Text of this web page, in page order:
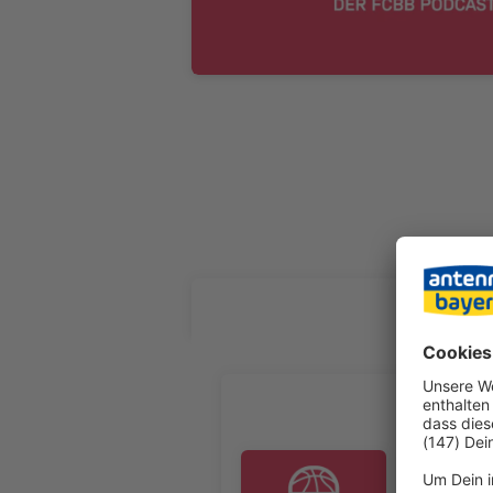
ALLE
Audiotitel - Die FINALS vor der
Die
Der
schon
das neue